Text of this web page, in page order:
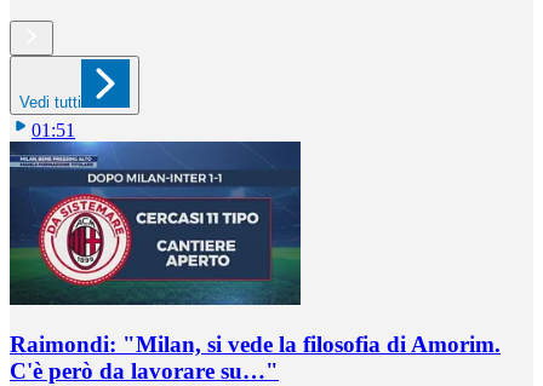
Vedi tutti
01:51
Raimondi: "Milan, si vede la filosofia di Amorim.
C'è però da lavorare su…"